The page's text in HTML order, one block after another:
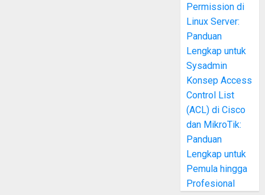
Permission di
Linux Server:
Panduan
Lengkap untuk
Sysadmin
Konsep Access
Control List
(ACL) di Cisco
dan MikroTik:
Panduan
Lengkap untuk
Pemula hingga
Profesional